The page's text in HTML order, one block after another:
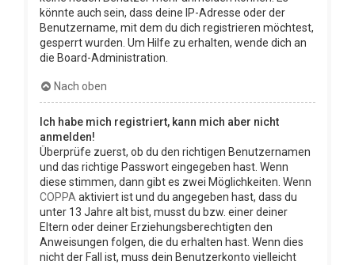
könnte auch sein, dass deine IP-Adresse oder der
Benutzername, mit dem du dich registrieren möchtest,
gesperrt wurden. Um Hilfe zu erhalten, wende dich an
die Board-Administration.
Nach oben
Ich habe mich registriert, kann mich aber nicht
anmelden!
Überprüfe zuerst, ob du den richtigen Benutzernamen
und das richtige Passwort eingegeben hast. Wenn
diese stimmen, dann gibt es zwei Möglichkeiten. Wenn
COPPA aktiviert ist und du angegeben hast, dass du
unter 13 Jahre alt bist, musst du bzw. einer deiner
Eltern oder deiner Erziehungsberechtigten den
Anweisungen folgen, die du erhalten hast. Wenn dies
nicht der Fall ist, muss dein Benutzerkonto vielleicht